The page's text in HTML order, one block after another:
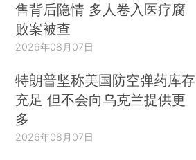
售背后隐情 多人卷入医疗腐
败案被查
2026年08月07日
特朗普坚称美国防空弹药库存
充足 但不会向乌克兰提供更
多
2026年08月07日